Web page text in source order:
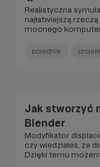
Realistyczna
najłatwiejszą
mocnego
poradnik projekt
Jak stworzyć
Blender
Modyfikator
czy wiedziałeś, że
Dzięki temu